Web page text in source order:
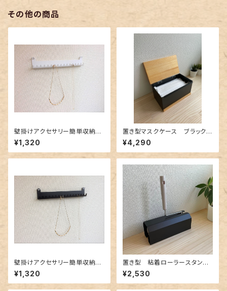
その他の商品
壁掛けアクセサリー簡単収納
Ｂ－type（ネックレス用）ホワイ
ト
¥1,320
置き型マスクケース ブラック
（小物入れ）
¥4,290
壁掛けアクセサリー簡単収納
Ｂ－type（ネックレス用）ブラッ
ク
¥1,320
置き型 粘着ローラースタン
ド ブラック
¥2,530